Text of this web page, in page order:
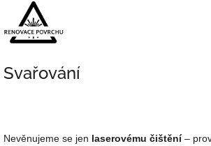
obsah
Svařování
Nevěnujeme se jen laserovému čištění–